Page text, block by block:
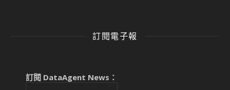
訂閱電子報
訂閱 DataAgent News：